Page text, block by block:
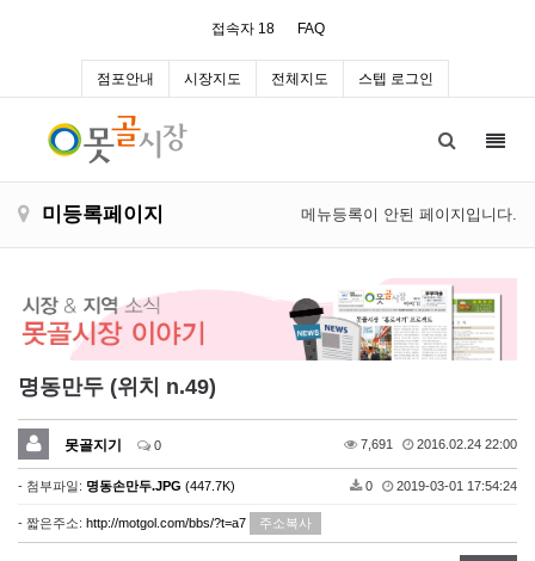
접속자 18 FAQ
점포안내 시장지도 전체지도 스텝 로그인
미등록페이지 메뉴등록이 안된 페이지입니다.
명동만두 (위치 n.49)
못골지기 0 7,691 2016.02.24 22:00
- 첨부파일: 명동손만두.JPG (447.7K) 0 2019-03-01 17:54:24
- 짧은주소: http://motgol.com/bbs/?t=a7 주소복사